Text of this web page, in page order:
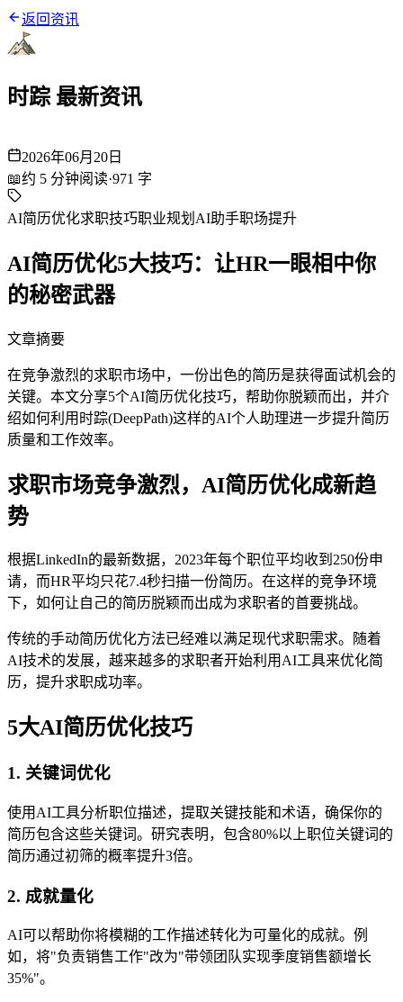
返回资讯
时踪 最新资讯
2026年06月20日
📖约 5 分钟阅读·971 字
AI简历优化求职技巧职业规划 AI助手职场提升
AI简历优化5大技巧：让HR一眼相中你
的秘密武器
文章摘要
在竞争激烈的求职市场中，一份出色的简历是获得面试机会的
关键。本文分享5个AI简历优化技巧，帮助你脱颖而出，并介
绍如何利用时踪(DeepPath)这样的AI个人助理进一步提升简历
质量和工作效率。
求职市场竞争激烈，AI简历优化成新趋
势
根据LinkedIn的最新数据，2023年每个职位平均收到250份申
请，而HR平均只花7.4秒扫描一份简历。在这样的竞争环境
下，如何让自己的简历脱颖而出成为求职者的首要挑战。
传统的手动简历优化方法已经难以满足现代求职需求。随着
AI技术的发展，越来越多的求职者开始利用AI工具来优化简
历，提升求职成功率。
5大AI简历优化技巧
1. 关键词优化
使用AI工具分析职位描述，提取关键技能和术语，确保你的
简历包含这些关键词。研究表明，包含80%以上职位关键词的
简历通过初筛的概率提升3倍。
2. 成就量化
AI可以帮助你将模糊的工作描述转化为可量化的成就。例
如，将"负责销售工作"改为"带领团队实现季度销售额增长
35%"。